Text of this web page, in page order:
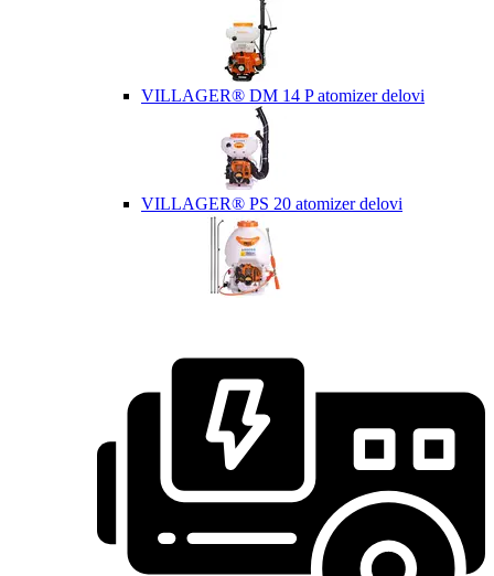
VILLAGER® DM 14 P atomizer delovi
VILLAGER® PS 20 atomizer delovi